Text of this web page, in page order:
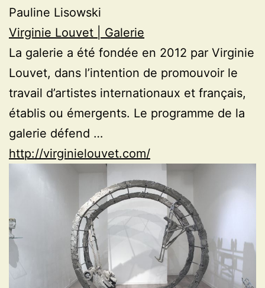
Pauline Lisowski
Virginie Louvet | Galerie
La galerie a été fondée en 2012 par Virginie
Louvet, dans l’intention de promouvoir le
travail d’artistes internationaux et français,
établis ou émergents. Le programme de la
galerie défend …
http://virginielouvet.com/